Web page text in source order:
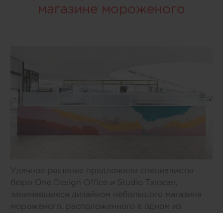
магазине мороженого
Удачное решение предложили специалисты
бюро One Design Office и Studio Twocan,
занимавшиеся дизайном небольшого магазина
мороженого, расположенного в одном из